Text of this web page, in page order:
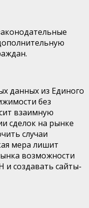
данных из Единого
без
взаимную
сделок на рынке
случаи
мера лишит
возможности
и создавать сайты-